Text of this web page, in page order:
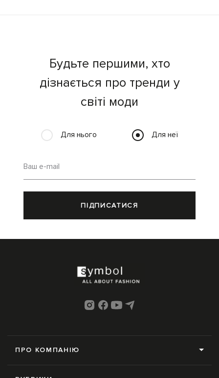
Будьте першими, хто
дізнається про тренди у
світі моди
Для нього Для неї
Ваш e-mail
ПІДПИСАТИСЯ
ПРО КОМПАНІЮ